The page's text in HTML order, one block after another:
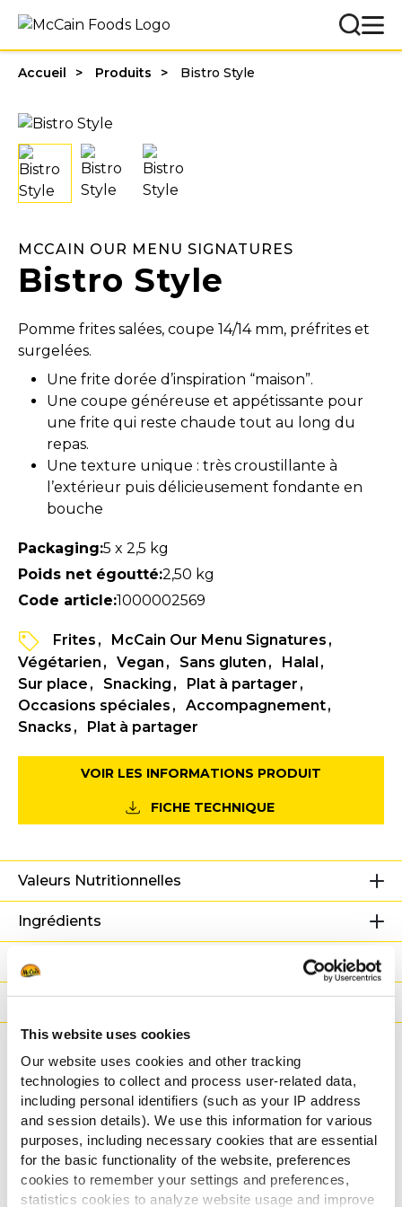
This website uses cookies
Our website uses cookies and other tracking
technologies to collect and process user-related data,
including personal identifiers (such as your IP address
and session details). We use this information for various
purposes, including necessary cookies that are essential
for the basic functionality of the website, preferences
cookies to remember your settings and preferences,
statistics cookies to analyze website usage and improve
Accueil Produits Bistro Style
MCCAIN OUR MENU SIGNATURES
Bistro Style
Pomme frites salées, coupe 14/14 mm, préfrites et
surgelées.
Une frite dorée d’inspiration “maison”.
Une coupe généreuse et appétissante pour
une frite qui reste chaude tout au long du
repas.
Une texture unique : très croustillante à
l’extérieur puis délicieusement fondante en
bouche
Packaging:5 x 2,5 kg
Poids net égoutté:2,50 kg
Code article:1000002569
Frites
McCain Our Menu Signatures
Végétarien
Vegan Sans gluten
Halal
Sur place
Snacking
Plat à partager
Occasions spéciales
Accompagnement
Snacks
Plat à partager
VOIR LES INFORMATIONS PRODUIT
FICHE TECHNIQUE
Valeurs Nutritionnelles
Ingrédients
Poids/Logistique
Modes de cuisson
Certifications
Recettes associées
Frites à la Carbonara